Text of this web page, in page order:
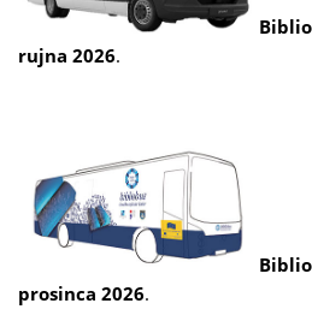
rujna 2026.
prosinca 2026.